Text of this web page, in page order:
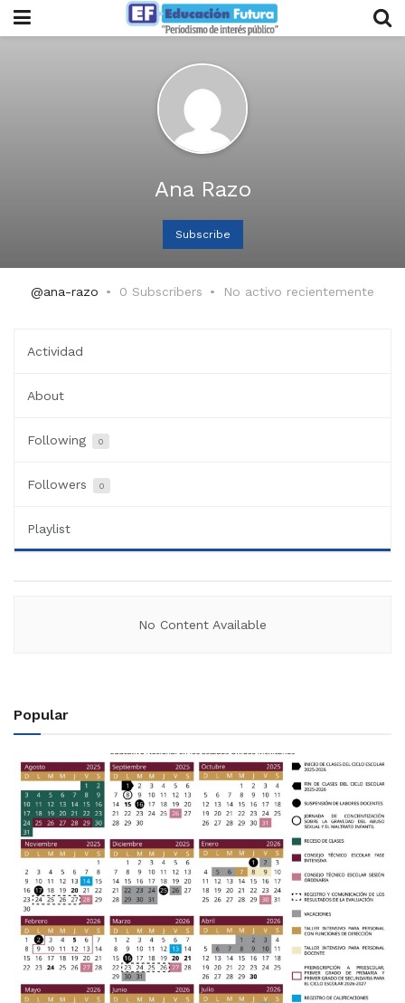
Ana Razo
Subscribe
@ana-razo 0 Subscribers No activo recientemente
Actividad
About
Following 0
Followers 0
Playlist
No Content Available
Popular